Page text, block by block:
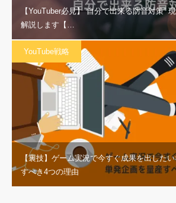
【YouTuber必見】”自分で出来る防音対策”
解説します【…
YouTube戦略
【裏技】ゲーム実況で今すぐ成果を出した
すべき4つの理由